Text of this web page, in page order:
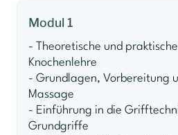
Modul 1
- Theoretische und
Knochenlehre
- Grundlagen, Vorbereitung
Massage
- Einführung in die
Grundgriffe